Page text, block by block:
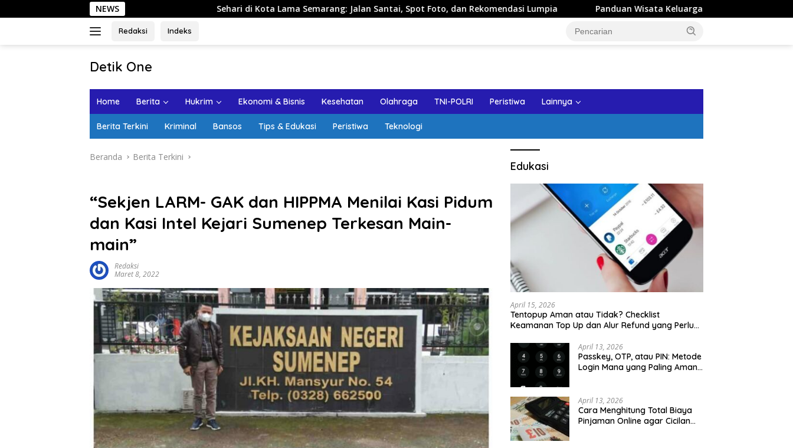
ke
NEWS Sehari di Kota Lama Semarang: Jalan Santai, Spot Foto, dan Rekomendasi Lumpia Panduan Wisata Keluarga ke Kota Batu: Itinerary Seharian yang
Redaksi Indeks
Detik One
Ungkap
Home Berita Hukrim Ekonomi & Bisnis Kesehatan Olahraga TNI-POLRI Peristiwa Lainnya
Berita Terkini Kriminal Bansos Tips & Edukasi Peristiwa Teknologi
Beranda Berita Terkini
“Sekjen LARM- GAK dan HIPPMA Menilai Kasi Pidum
dan Kasi Intel Kejari Sumenep Terkesan Main-
main”
Redaksi
Maret 8, 2022
Edukasi
April 15, 2026
Tentopup Aman atau Tidak? Checklist
Keamanan Top Up dan Alur Refund yang Perlu
April 13, 2026
Passkey, OTP, atau PIN: Metode
Login Mana yang Paling Aman
April 13, 2026
Cara Menghitung Total Biaya
Pinjaman Online agar Cicilan